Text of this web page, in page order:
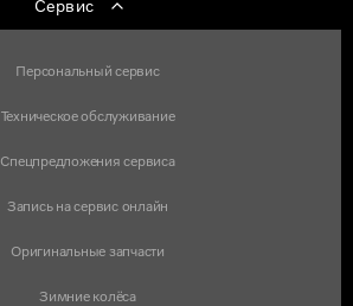
Сервис
Персональный сервис
Техническое обслуживание
Спецпредложения сервиса
Запись на сервис онлайн
Оригинальные запчасти
Зимние колёса